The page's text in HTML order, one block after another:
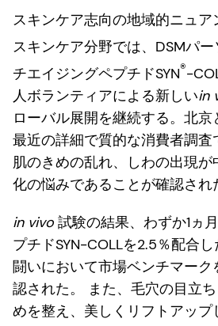
スキンケア志向の地域的ニュア
スキンケア分野では、DSMパ
チエイジングペプチドSYN®-
人ボランティアによる新しいin
ローバル展開を継続する。北
最近の詳細で質的な消費者調査
肌のきめの乱れ、しわの出現
化の悩みであることが確認され
in vivo 試験の結果、わずか1ヵ
プチドSYN-COLLを2.5％配合
闘いにおいて市場ベンチマー
認された。 また、毛穴の目立
めを整え、美しくリフトアッ